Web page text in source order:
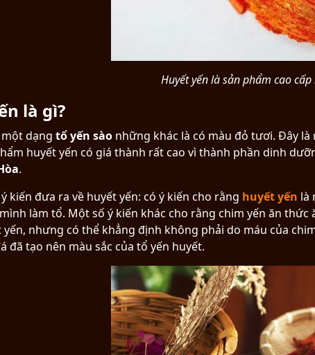
Huyết yến là sản phẩm cao
là gì?
dạng tổ yến sào những khác là có màu đỏ tươi. Đây
huyết yến có giá thành rất cao vì thành phần dinh
.
kiến đưa ra về huyết yến: có ý kiến cho rằng huyết yến là
làm tổ. Một số ý kiến khác cho rằng chim yến ăn
yến, nhưng có thể khẳng định không phải do máu của
đã tạo nên màu sắc của tổ yến huyết.